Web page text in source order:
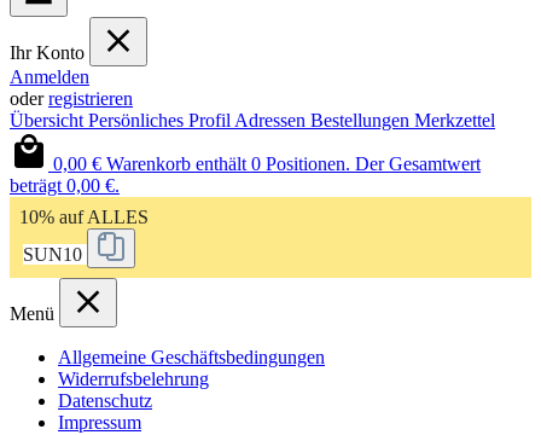
Ihr Konto
Anmelden
oderregistrieren
Übersicht Persönliches Profil Adressen Bestellungen Merkzettel
0,00 € Warenkorb enthält 0 Positionen. Der Gesamtwert
beträgt 0,00 €.
10% auf ALLES
SUN10
Menü
Allgemeine Geschäftsbedingungen
Widerrufsbelehrung
Datenschutz
Impressum